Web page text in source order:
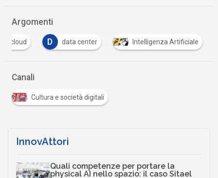
Argomenti
cloud D data center Intelligenza Artificiale
Canali
Cultura e società digitali
InnovAttori
Quali competenze per portare la
physical AI nello spazio: il caso Sitael